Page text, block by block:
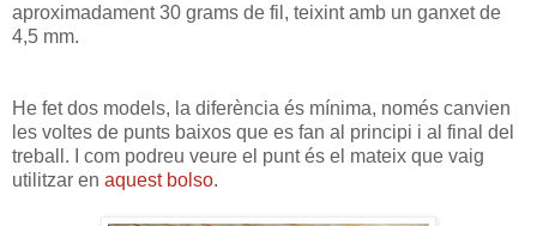
aproximadament 30 grams de fil, teixint amb un ganxet de
4,5 mm.
He fet dos models, la diferència és mínima, només canvien
les voltes de punts baixos que es fan al principi i al final del
treball. I com podreu veure el punt és el mateix que vaig
utilitzar en aquest bolso.